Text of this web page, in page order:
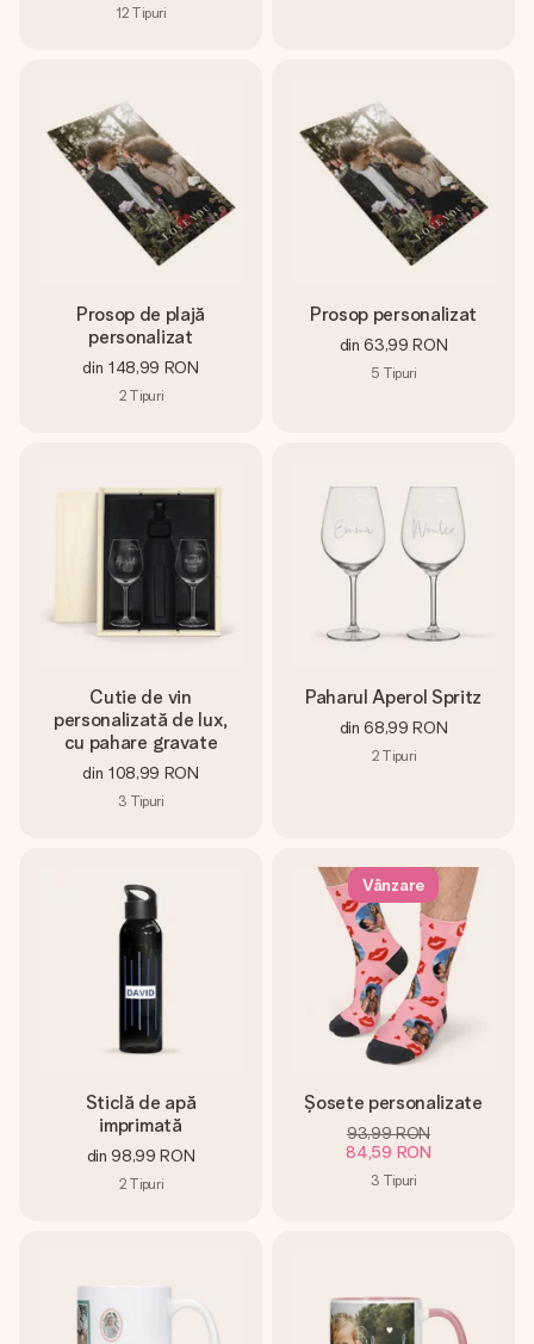
12 Tipuri
Prosop de plajă
personalizat
din 148,99 RON
2 Tipuri
Prosop personalizat
din 63,99 RON
5 Tipuri
Cutie de vin
personalizată de lux,
cu pahare gravate
din 108,99 RON
3 Tipuri
Paharul Aperol Spritz
din 68,99 RON
2 Tipuri
Sticlă de apă
imprimată
din 98,99 RON
2 Tipuri
Vânzare
Șosete personalizate
93,99 RON
84,59 RON
3 Tipuri